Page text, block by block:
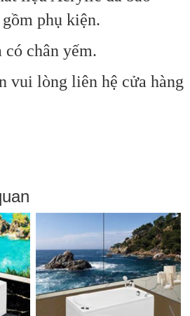
phụ kiện.
có chân yếm.
vui lòng liên hệ cửa hàng